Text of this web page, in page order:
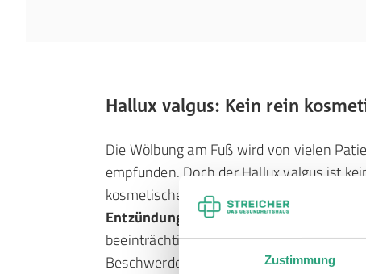
Zustimmung
Hallux valgus: Kein rein
Die Wölbung am Fuß wird von vielen
empfunden. Doch der Hallux valgus ist
kosmetisches Problem. Denn
Entzündungenkönnen die
beeinträchtigen. Zwar macht der
Beschwerden, doch nehmen die